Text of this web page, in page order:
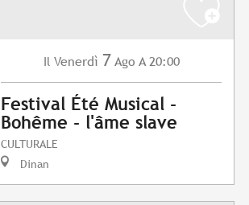
Il Venerdì 7 Ago A 20:00
Festival Été Musical -
Bohême - l'âme slave
CULTURALE
Dinan